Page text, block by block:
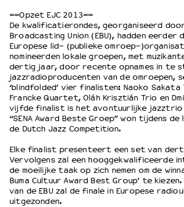
Werken bij
Wie is wie
Word vriend
Historie
Partners
Huisregels
Privacyverklaring
Integriteits- en gedragscode
Culturele boycot Israël
Ruimte voor artistieke vrijheid – VNPF
==Opzet EJC 2013==
De kwalificatierondes, georganiseerd
Broadcasting Union (EBU), hadden
Europese lid- (publieke omroep-
nomineerden lokale groepen, met
dertig jaar, door recente opnames in te
jazzradioproducenten van de omroepen,
‘blindfolded’ vier finalisten: Naoko Sakata
Francke Quartet, Oláh Krisztián Trio en
vijfde finalist is het avontuurlijke jazztrio
“SENA Award Beste Groep” won tijdens
de Dutch Jazz Competition.
Elke finalist presenteert een set van
Vervolgens zal een hooggekwalificeerde
de moeilijke taak op zich nemen om de
Buma Cultuur Award Best Group’ te
van de EBU zal de finale in Europese
uitgezonden.